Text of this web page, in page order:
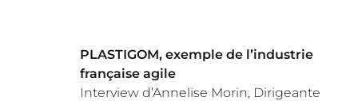
PLASTIGOM, exemple de l’industrie
française agile
Interview d’Annelise Morin, Dirigeante